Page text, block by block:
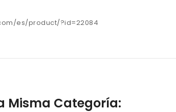
es/product/?id=22084
Misma Categoría: